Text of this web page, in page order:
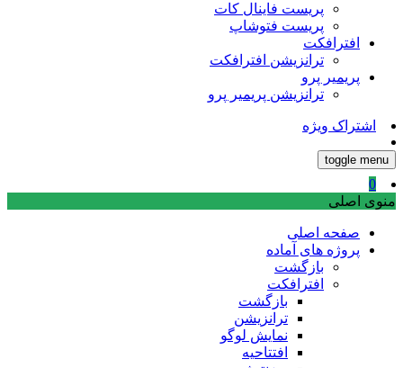
پریست فاینال کات
پریست فتوشاپ
افترافکت
ترانزیشن افترافکت
پریمیر پرو
ترانزیشن پریمیر پرو
اشتراک ویژه
toggle menu
0
منوی اصلی
صفحه اصلی
پروژه های آماده
بازگشت
افترافکت
بازگشت
ترانزیشن
نمایش لوگو
افتتاحیه